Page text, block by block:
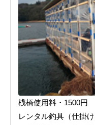
桟橋使用料・1500円
レンタル釣具（仕掛